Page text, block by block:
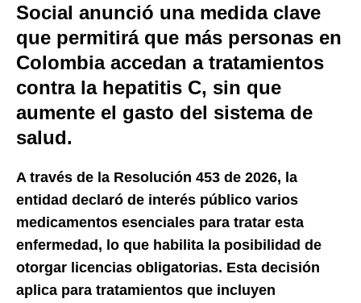
Social anunció una medida clave
que permitirá que más personas en
Colombia accedan a tratamientos
contra la hepatitis C, sin que
aumente el gasto del sistema de
salud.
A través de la Resolución 453 de 2026, la
entidad declaró de interés público varios
medicamentos esenciales para tratar esta
enfermedad, lo que habilita la posibilidad de
otorgar licencias obligatorias. Esta decisión
aplica para tratamientos que incluyen